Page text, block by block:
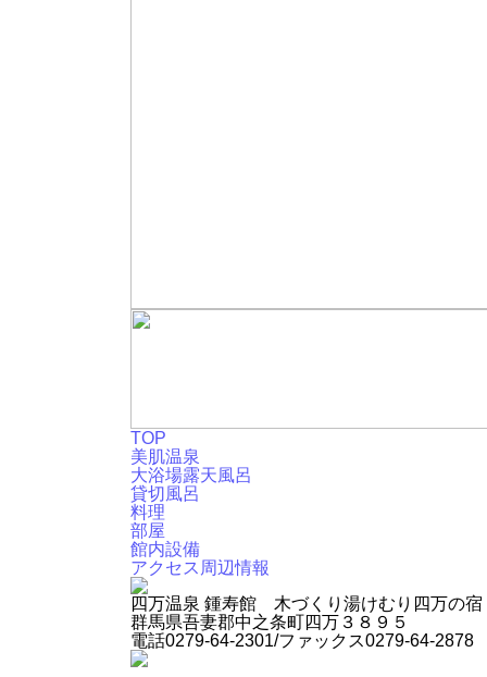
TOP
美肌温泉
大浴場露天風呂
貸切風呂
料理
部屋
館内設備
アクセス周辺情報
四万温泉 鍾寿館 木づくり湯けむり四万の宿
群馬県吾妻郡中之条町四万３８９５
電話0279-64-2301/ファックス0279-64-2878